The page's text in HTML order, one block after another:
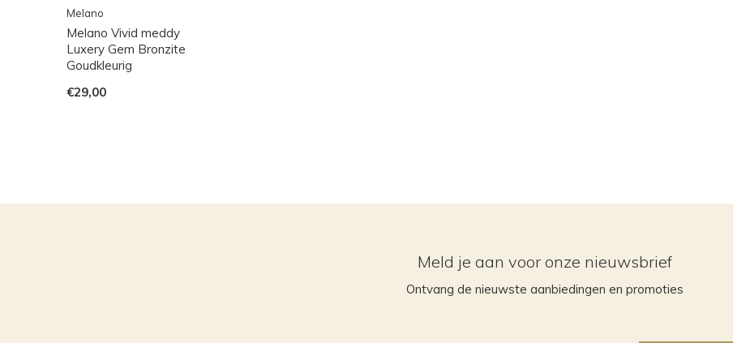
Melano
Melano Vivid meddy
Luxery Gem Bronzite
Goudkleurig
€29,00
Meld je aan voor onze nieuwsbrief
Ontvang de nieuwste aanbiedingen en promoties